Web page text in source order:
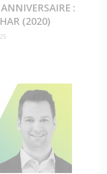
:
(2020)